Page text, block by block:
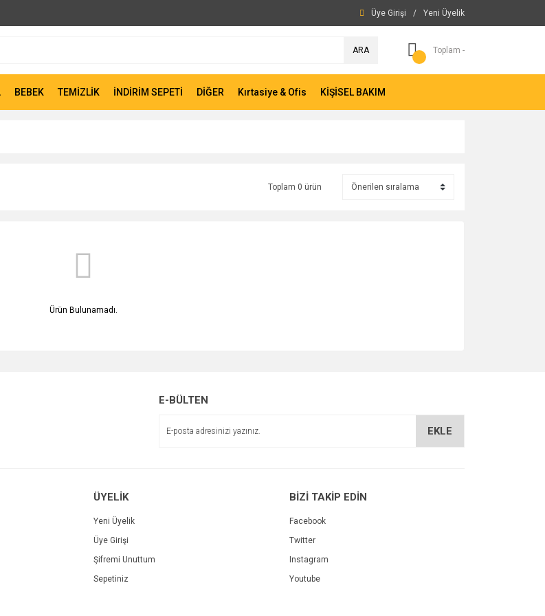
Üye Girişi / Yeni Üyelik
ARA Toplam -
BEBEK TEMİZLİK İNDİRİM SEPETİ DİĞER Kırtasiye & Ofis KİŞİSEL BAKIM
Toplam 0 ürün
Ürün Bulunamadı.
E-BÜLTEN
EKLE
ÜYELİK
Yeni Üyelik
Üye Girişi
Şifremi Unuttum
Sepetiniz
BİZİ TAKİP EDİN
Facebook
Twitter
Instagram
Youtube